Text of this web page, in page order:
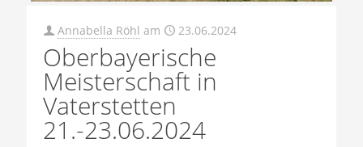
Annabella Röhl am 23.06.2024
Oberbayerische
Meisterschaft in
Vaterstetten
21.-23.06.2024